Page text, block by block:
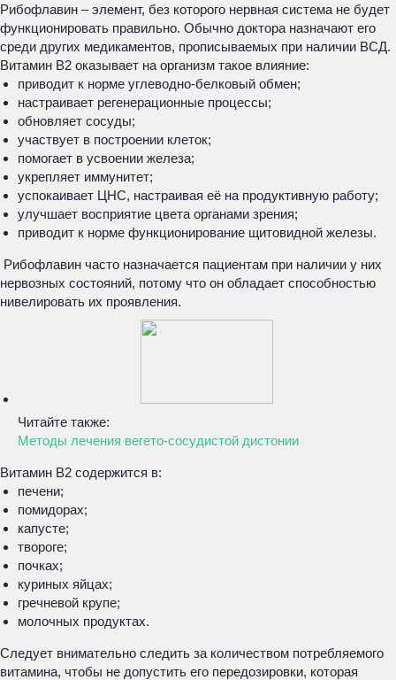
Рибофлавин – элемент, без которого нервная система не будет
функционировать правильно. Обычно доктора назначают его
среди других медикаментов, прописываемых при наличии ВСД.
Витамин В2 оказывает на организм такое влияние:
приводит к норме углеводно-белковый обмен;
настраивает регенерационные процессы;
обновляет сосуды;
участвует в построении клеток;
помогает в усвоении железа;
укрепляет иммунитет;
успокаивает ЦНС, настраивая её на продуктивную работу;
улучшает восприятие цвета органами зрения;
приводит к норме функционирование щитовидной железы.
Рибофлавин часто назначается пациентам при наличии у них
нервозных состояний, потому что он обладает способностью
нивелировать их проявления.
Читайте также:
Методы лечения вегето-сосудистой дистонии
Витамин В2 содержится в:
печени;
помидорах;
капусте;
твороге;
почках;
куриных яйцах;
гречневой крупе;
молочных продуктах.
Следует внимательно следить за количеством потребляемого
витамина, чтобы не допустить его передозировки, которая